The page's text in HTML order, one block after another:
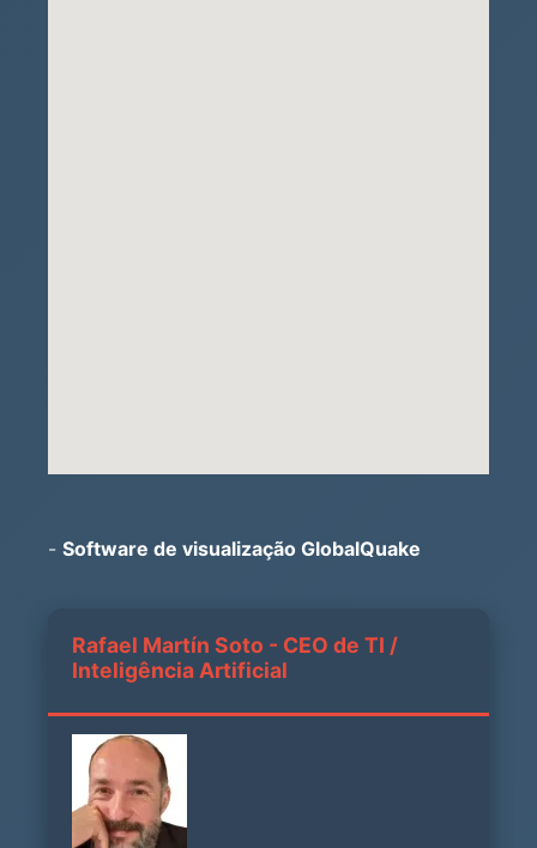
- Software de visualização GlobalQuake
Rafael Martín Soto - CEO de TI /
Inteligência Artificial